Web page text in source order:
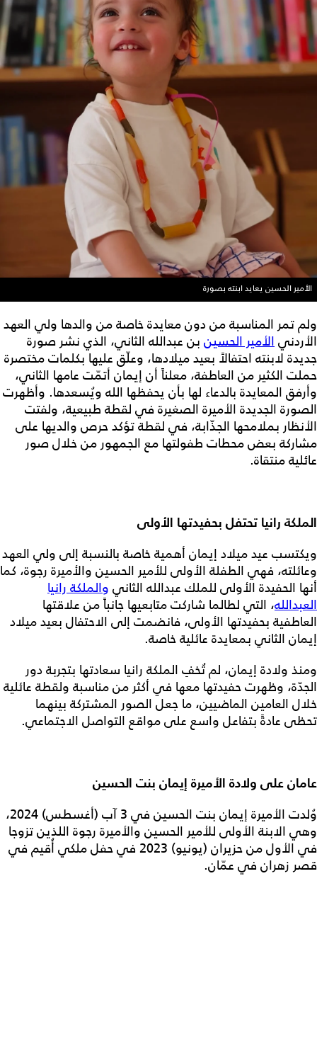
الأمير الحسين يعايد ابنته بصورة
ولم تمر المناسبة من دون معايدة خاصة من والدها ولي العهد
الأردنيالأمير الحسين بن عبدالله الثاني، الذي نشر صورة
جديدة لابنته احتفالاً بعيد ميلادها، وعلّق عليها بكلمات مختصرة
حملت الكثير من العاطفة، معلناً أن إيمان أتمّت عامها الثاني،
وأرفق المعايدة بالدعاء لها بأن يحفظها الله ويُسعدها. وأظهرت
الصورة الجديدة الأميرة الصغيرة في لقطة طبيعية، ولفتت
الأنظار بملامحها الجذّابة، في لقطة تؤكد حرص والديها على
مشاركة بعض محطات طفولتها مع الجمهور من خلال صور
عائلية منتقاة.
الملكة رانيا تحتفل بحفيدتها الأولى
ويكتسب عيد ميلاد إيمان أهمية خاصة بالنسبة إلى ولي العهد
وعائلته، فهي الطفلة الأولى للأمير الحسين والأميرة رجوة، كما
أنها الحفيدة الأولى للملك عبدالله الثاني والملكة رانيا
العبدالله، التي لطالما شاركت متابعيها جانباً من علاقتها
العاطفية بحفيدتها الأولى، فانضمت إلى الاحتفال بعيد ميلاد
إيمان الثاني بمعايدة عائلية خاصة.
ومنذ ولادة إيمان، لم تُخفِ الملكة رانيا سعادتها بتجربة دور
الجدّة، وظهرت حفيدتها معها في أكثر من مناسبة ولقطة عائلية
خلال العامين الماضيين، ما جعل الصور المشتركة بينهما
تحظى عادةً بتفاعل واسع على مواقع التواصل الاجتماعي.
عامان على ولادة الأميرة إيمان بنت الحسين
وُلدت الأميرة إيمان بنت الحسين في 3 آب (أغسطس) 2024،
وهي الابنة الأولى للأمير الحسين والأميرة رجوة اللذين تزوجا
في الأول من حزيران (يونيو) 2023 في حفل ملكي أُقيم في
قصر زهران في عمّان.